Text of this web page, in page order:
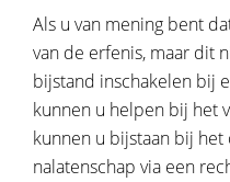
Als u van mening bent
van de erfenis, maar dit
bijstand inschakelen bij
kunnen u helpen bij het
kunnen u bijstaan bij
nalatenschap via een